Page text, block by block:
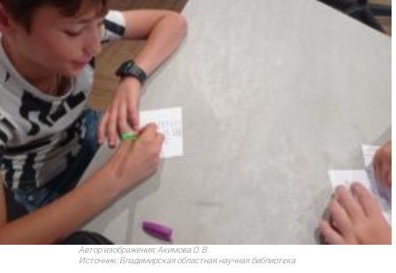
Автор изображения:Акимова О. В.
Источник:Владимирская областная научная библиотека